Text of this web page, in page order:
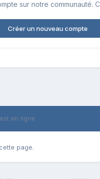
sur notre communauté.
Créer un nouveau compte
en ligne
page.